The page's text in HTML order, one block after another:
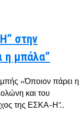
στην
η μπάλα”
«Όποιον πάρει η
και του
της ΕΣΚΑ-Η”...